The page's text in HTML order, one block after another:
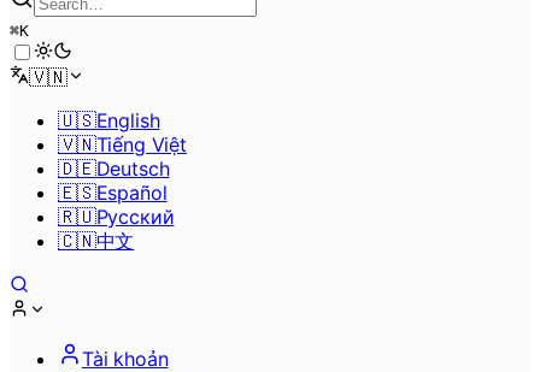
⌘K
🇻🇳
🇺🇸English
🇻🇳Tiếng Việt
🇩🇪Deutsch
🇪🇸Español
🇷🇺Pусский
🇨🇳中文
Tài khoản